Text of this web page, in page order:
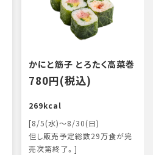
かにと筋子 とろたく高菜巻
780円(税込)
269kcal
[8/5(水)～8/30(日)
但し販売予定総数29万食が完
売次第終了。]